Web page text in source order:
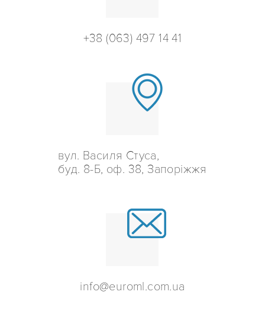
+38 (063) 497 14 41
вул. Василя Стуса,
буд. 8-Б, оф. 38, Запоріжжя
info@euroml.com.ua